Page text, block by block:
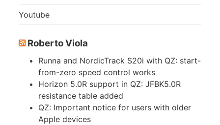
Youtube
Roberto Viola
Runna and NordicTrack S20i with QZ: start-
from-zero speed control works
Horizon 5.0R support in QZ: JFBK5.0R
resistance table added
QZ: Important notice for users with older
Apple devices